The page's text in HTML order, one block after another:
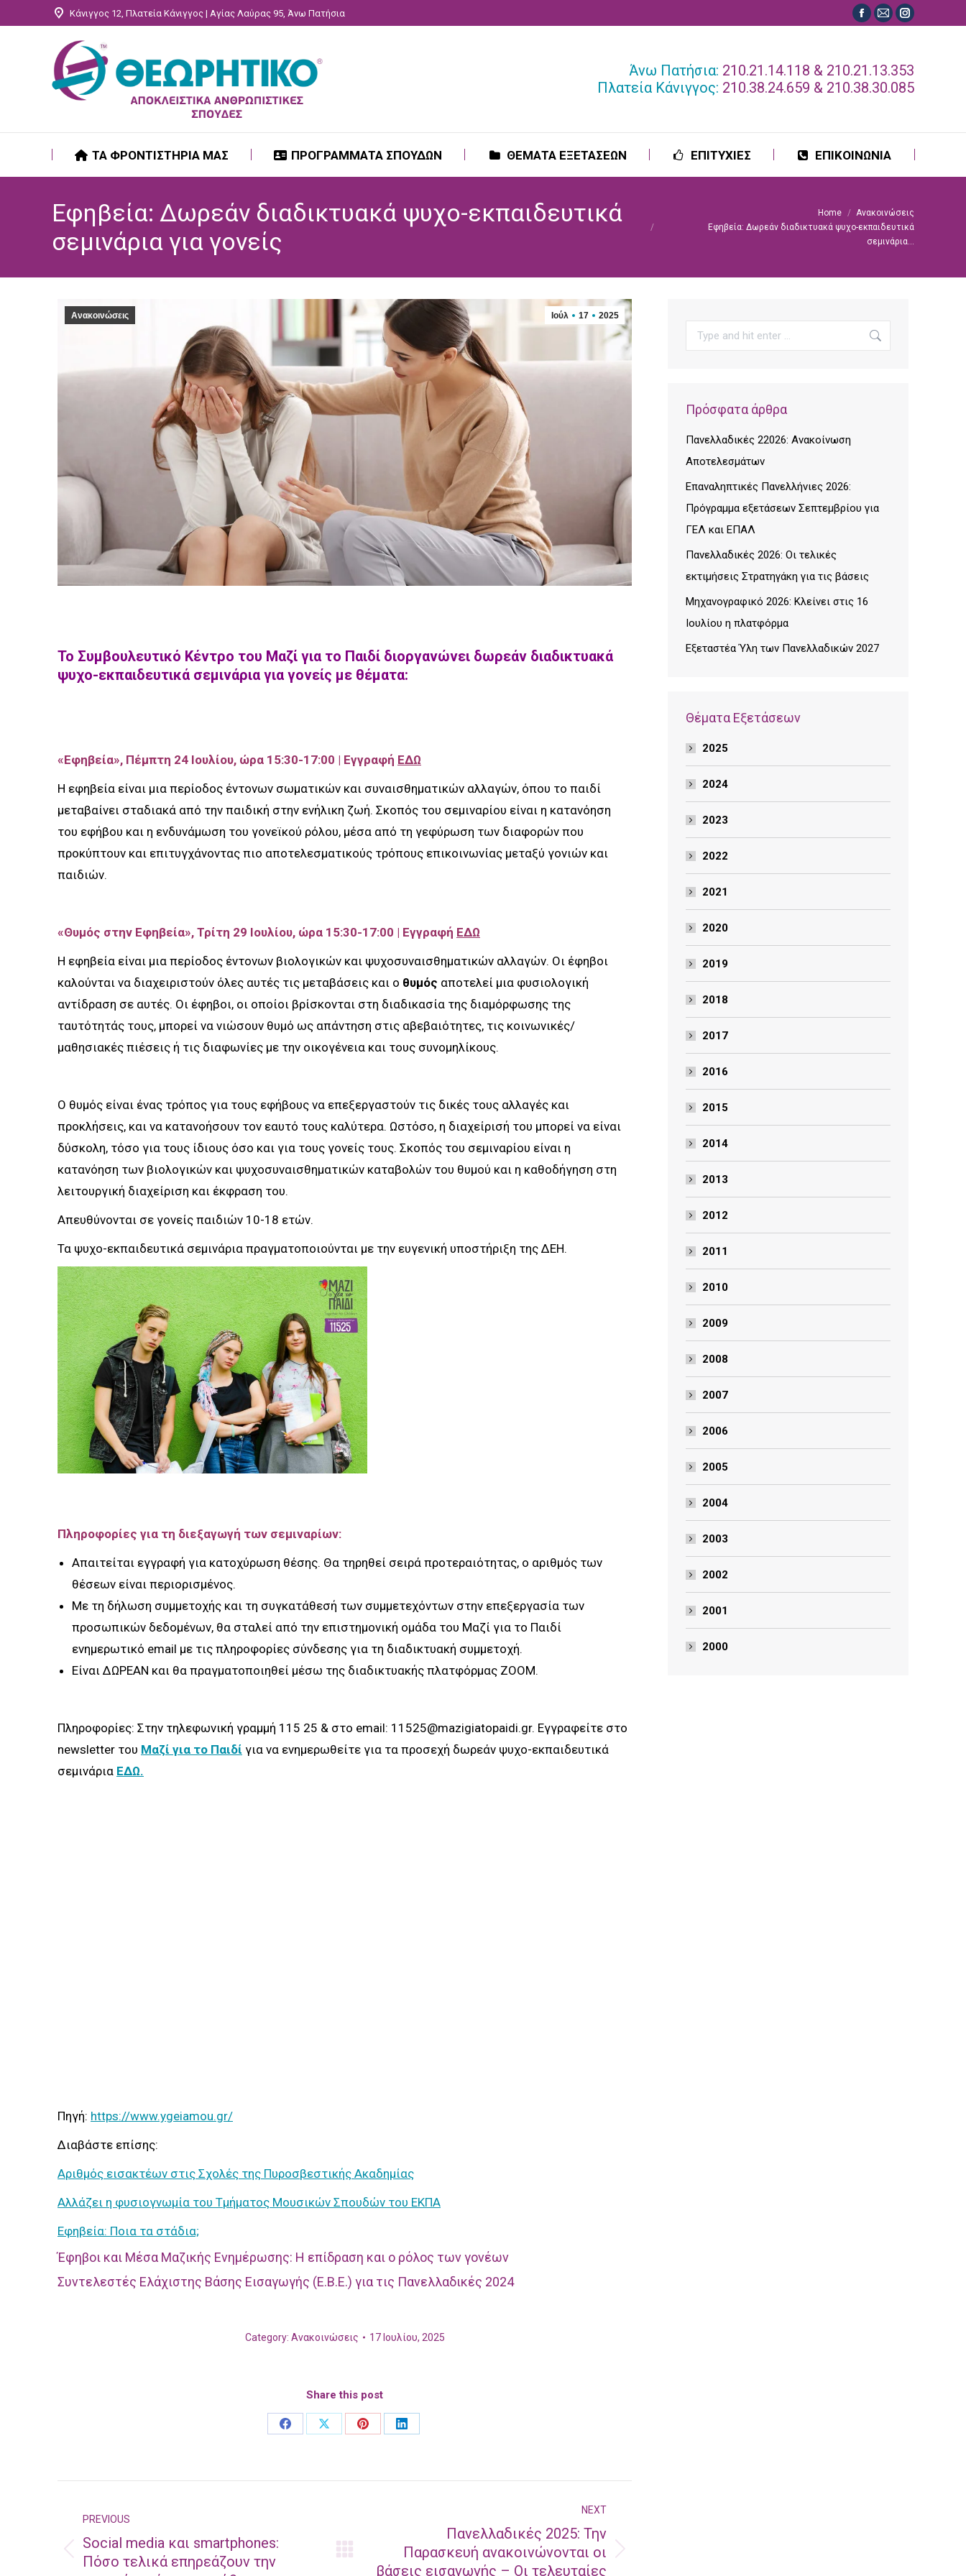
Κάνιγγος 12, Πλατεία Κάνιγγος | Αγίας Λαύρας 95, Άνω Πατήσια
Facebook
in
new
Mail
in
new
Instagram
in
new
Άνω Πατήσια: 210.21.14.118 & 210.21.13.353
Πλατεία Κάνιγγος: 210.38.24.659 & 210.38.30.085
ΤΑ ΦΡΟΝΤΙΣΤΗΡΙΑ ΜΑΣ ΠΡΟΓΡΑΜΜΑΤΑ ΣΠΟΥΔΩΝ ΘΕΜΑΤΑ ΕΞΕΤΑΣΕΩΝ ΕΠΙΤΥΧΙΕΣ ΕΠΙΚΟΙΝΩΝΙΑ
Εφηβεία: Δωρεάν διαδικτυακά ψυχο-εκπαιδευτικά
σεμινάρια για γονείς
Home
Ανακοινώσεις
Εφηβεία: Δωρεάν διαδικτυακά ψυχο-εκπαιδευτικά
σεμινάρια…
Ιούλ 17 2025
Ανακοινώσεις
Το Συμβουλευτικό Κέντρο του Μαζί για το Παιδί διοργανώνει δωρεάν διαδικτυακά
ψυχο-εκπαιδευτικά σεμινάρια για γονείς με θέματα:
«Εφηβεία», Πέμπτη 24 Ιουλίου, ώρα 15:30-17:00 | Εγγραφή ΕΔΩ
Η εφηβεία είναι μια περίοδος έντονων σωματικών και συναισθηματικών αλλαγών, όπου το παιδί
μεταβαίνει σταδιακά από την παιδική στην ενήλικη ζωή. Σκοπός του σεμιναρίου είναι η κατανόηση
του εφήβου και η ενδυνάμωση του γονεϊκού ρόλου, μέσα από τη γεφύρωση των διαφορών που
προκύπτουν και επιτυγχάνοντας πιο αποτελεσματικούς τρόπους επικοινωνίας μεταξύ γονιών και
παιδιών.
«Θυμός στην Εφηβεία», Τρίτη 29 Ιουλίου, ώρα 15:30-17:00 | Εγγραφή ΕΔΩ
Η εφηβεία είναι μια περίοδος έντονων βιολογικών και ψυχοσυναισθηματικών αλλαγών. Οι έφηβοι
καλούνται να διαχειριστούν όλες αυτές τις μεταβάσεις και ο θυμός αποτελεί μια φυσιολογική
αντίδραση σε αυτές. Οι έφηβοι, οι οποίοι βρίσκονται στη διαδικασία της διαμόρφωσης της
ταυτότητάς τους, μπορεί να νιώσουν θυμό ως απάντηση στις αβεβαιότητες, τις κοινωνικές/
μαθησιακές πιέσεις ή τις διαφωνίες με την οικογένεια και τους συνομηλίκους.
Ο θυμός είναι ένας τρόπος για τους εφήβους να επεξεργαστούν τις δικές τους αλλαγές και
προκλήσεις, και να κατανοήσουν τον εαυτό τους καλύτερα. Ωστόσο, η διαχείρισή του μπορεί να είναι
δύσκολη, τόσο για τους ίδιους όσο και για τους γονείς τους. Σκοπός του σεμιναρίου είναι η
κατανόηση των βιολογικών και ψυχοσυναισθηματικών καταβολών του θυμού και η καθοδήγηση στη
λειτουργική διαχείριση και έκφραση του.
Απευθύνονται σε γονείς παιδιών 10-18 ετών.
Τα ψυχο-εκπαιδευτικά σεμινάρια πραγματοποιούνται με την ευγενική υποστήριξη της ΔΕΗ.
Πληροφορίες για τη διεξαγωγή των σεμιναρίων:
Απαιτείται εγγραφή για κατοχύρωση θέσης. Θα τηρηθεί σειρά προτεραιότητας, ο αριθμός των
θέσεων είναι περιορισμένος.
Με τη δήλωση συμμετοχής και τη συγκατάθεσή των συμμετεχόντων στην επεξεργασία των
προσωπικών δεδομένων, θα σταλεί από την επιστημονική ομάδα του Μαζί για το Παιδί
ενημερωτικό email με τις πληροφορίες σύνδεσης για τη διαδικτυακή συμμετοχή.
Είναι ΔΩΡΕΑΝ και θα πραγματοποιηθεί μέσω της διαδικτυακής πλατφόρμας ΖΟΟΜ.
Πληροφορίες: Στην τηλεφωνική γραμμή 115 25 & στο email: 11525@mazigiatopaidi.gr. Εγγραφείτε στο
newsletter του Μαζί για το Παιδί για να ενημερωθείτε για τα προσεχή δωρεάν ψυχο-εκπαιδευτικά
σεμινάρια ΕΔΩ.
Πηγή: https://www.ygeiamou.gr/
Διαβάστε επίσης:
Αριθμός εισακτέων στις Σχολές της Πυροσβεστικής Ακαδημίας
Αλλάζει η φυσιογνωμία του Τμήματος Μουσικών Σπουδών του ΕΚΠΑ
Εφηβεία: Ποια τα στάδια;
Έφηβοι και Μέσα Μαζικής Ενημέρωσης: Η επίδραση και ο ρόλος των γονέων
Συντελεστές Ελάχιστης Βάσης Εισαγωγής (Ε.Β.Ε.) για τις Πανελλαδικές 2024
Category: Ανακοινώσεις 17 Ιουλίου, 2025
Share this post
Share
Share
Share
Share
navigation
PREVIOUS
Previous
Social media και smartphones:
Πόσο τελικά επηρεάζουν την
NEXT
Πανελλαδικές 2025: Την
Παρασκευή ανακοινώνονται οι
βάσεις εισαγωγής – Οι τελευταίες
Search:
Πρόσφατα άρθρα
Πανελλαδικές 22026: Ανακοίνωση
Αποτελεσμάτων
Επαναληπτικές Πανελλήνιες 2026:
Πρόγραμμα εξετάσεων Σεπτεμβρίου για
ΓΕΛ και ΕΠΑΛ
Πανελλαδικές 2026: Οι τελικές
εκτιμήσεις Στρατηγάκη για τις βάσεις
Μηχανογραφικό 2026: Κλείνει στις 16
Ιουλίου η πλατφόρμα
Εξεταστέα Ύλη των Πανελλαδικών 2027
Θέματα Εξετάσεων
2025
2024
2023
2022
2021
2020
2019
2018
2017
2016
2015
2014
2013
2012
2011
2010
2009
2008
2007
2006
2005
2004
2003
2002
2001
2000
ΤΑ ΦΡΟΝΤΙΣΤΗΡΙΑ ΜΑΣ ΠΡΟΓΡΑΜΜΑΤΑ ΣΠΟΥΔΩΝ ΘΕΜΑΤΑ ΕΞΕΤΑΣΕΩΝ ΕΠΙΤΥΧΙΕΣ ΕΠΙΚΟΙΝΩΝΙΑ